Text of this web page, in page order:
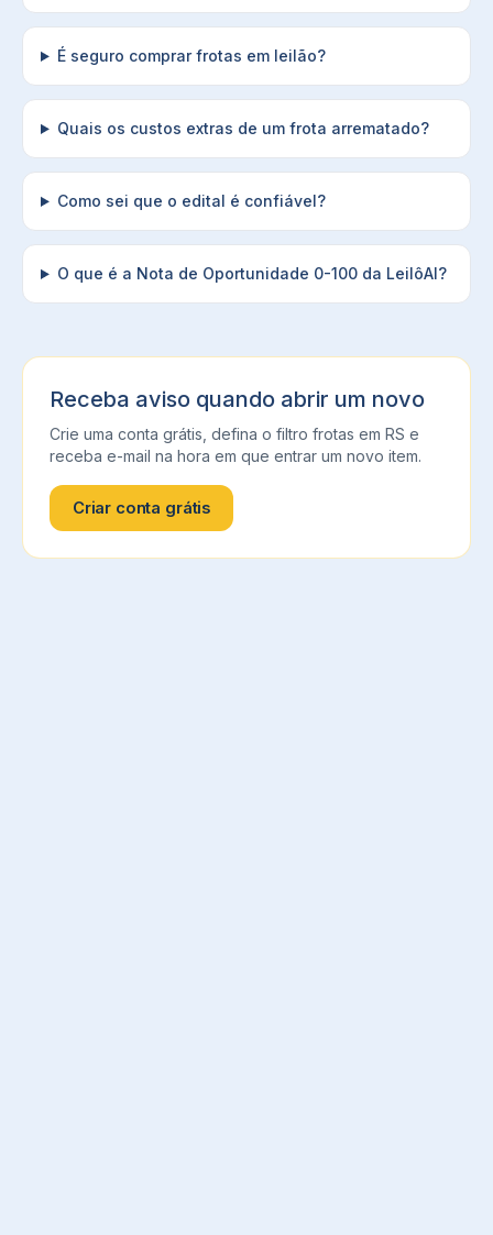
É seguro comprar frotas em leilão?
Quais os custos extras de um frota arrematado?
Como sei que o edital é confiável?
O que é a Nota de Oportunidade 0-100 da LeilôAI?
Receba aviso quando abrir um novo
Crie uma conta grátis, defina o filtro frotas em RS e
receba e-mail na hora em que entrar um novo item.
Criar conta grátis